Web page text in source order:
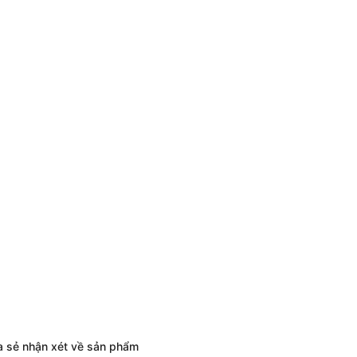
sẻ nhận xét về sản phẩm